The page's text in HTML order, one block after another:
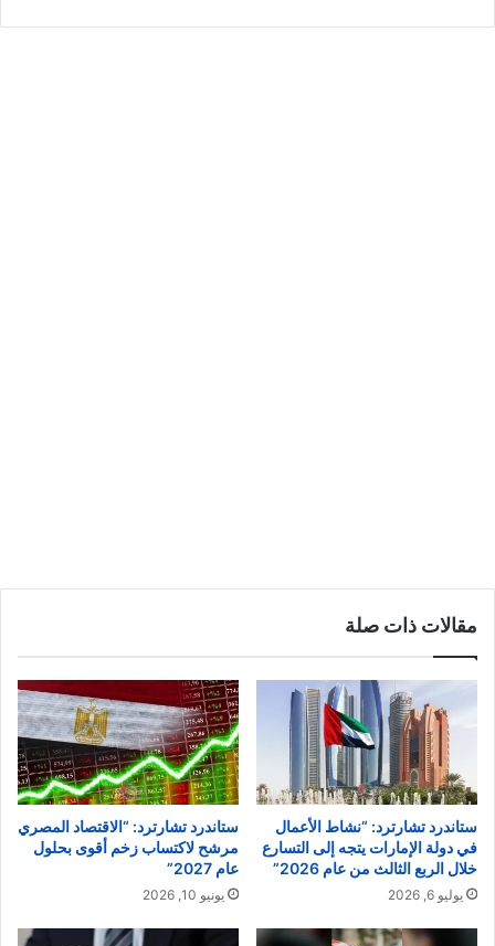
مقالات ذات صلة
ستاندرد تشارترد: “نشاط الأعمال
في دولة الإمارات يتجه إلى التسارع
خلال الربع الثالث من عام 2026”
يوليو 6, 2026
ستاندرد تشارترد: “الاقتصاد المصري
مرشح لاكتساب زخم أقوى بحلول
عام 2027”
يونيو 10, 2026